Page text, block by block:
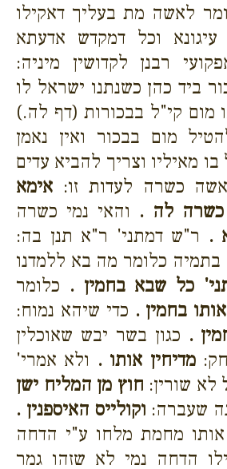
לאשה מת בעליך דאקילו
וכל דמקדש אדעתא
רבנן לקדושין מיניה:
ביד כהן כשנתנו ישראל לו
מום קי"ל בבכורות (דף לה.)
מום בבכור ואין נאמן
מאיליו וצריך להביא עדים
כשרה לעדות זו: אימא
לה . והאי נמי כשרה
. ר"ש דמתני' ר"א תנן בה:
בתמיה כלומר מה בא ללמדנו
כל שבא בחמין . כלומר
בחמין . כדי שיהא נמוח:
. כגון בשר יבש שאוכלין
מדיחין אותו . ולא אמרי'
לא שורין: חוץ מן המליח ישן
שעברה: וקולייס האיספנין .
אותו מחמת מלחו ע"י הדחה
הדחה נמי לא שזהו גמר